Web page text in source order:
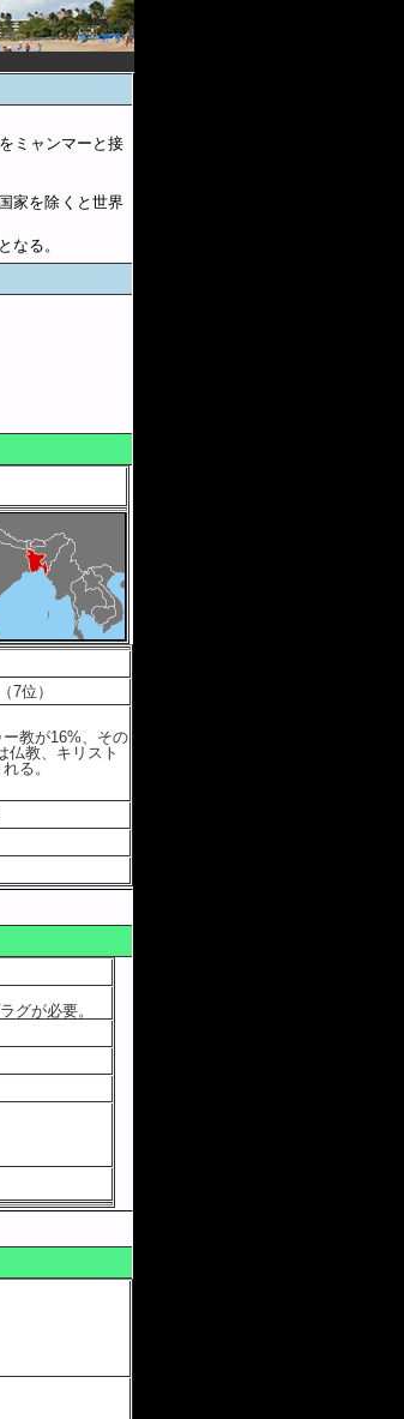
ミャンマーと接
家を除くと世界
なる。
7位）
教が16%、その
仏教、キリスト
る。
グが必要。